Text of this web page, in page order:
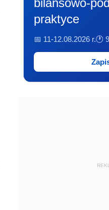
bilansowo-
praktyce
📅 11-12.08.2026 r.🕐